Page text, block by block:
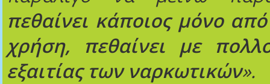
πεθαίνει κάποιος μόνο
χρήση, πεθαίνει με
εξαιτίας των ναρκωτικών».